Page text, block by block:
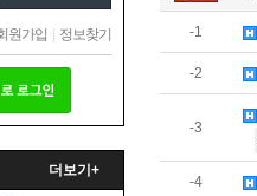
-1
-2
-3
-4
원가입 정보찾기
더보기+